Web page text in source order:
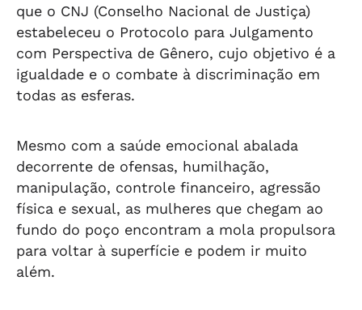
que o CNJ (Conselho Nacional de Justiça)
estabeleceu o Protocolo para Julgamento
com Perspectiva de Gênero, cujo objetivo é a
igualdade e o combate à discriminação em
todas as esferas.
Mesmo com a saúde emocional abalada
decorrente de ofensas, humilhação,
manipulação, controle financeiro, agressão
física e sexual, as mulheres que chegam ao
fundo do poço encontram a mola propulsora
para voltar à superfície e podem ir muito
além.